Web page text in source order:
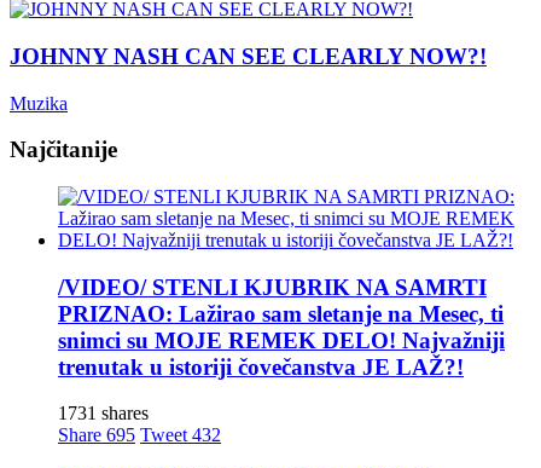
JOHNNY NASH CAN SEE CLEARLY NOW?!
Muzika
Najčitanije
/VIDEO/ STENLI KJUBRIK NA SAMRTI
PRIZNAO: Lažirao sam sletanje na Mesec, ti
snimci su MOJE REMEK DELO! Najvažniji
trenutak u istoriji čovečanstva JE LAŽ?!
1731 shares
Share 695 Tweet 432